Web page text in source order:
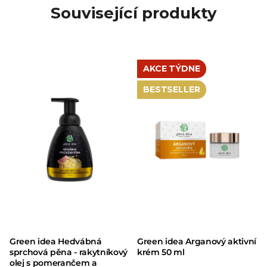
Související produkty
Green idea Hedvábná
sprchová pěna - rakytníkový
olej s pomerančem a
AKCE TÝDNE
BESTSELLER
Green idea Arganový aktivní
krém 50 ml